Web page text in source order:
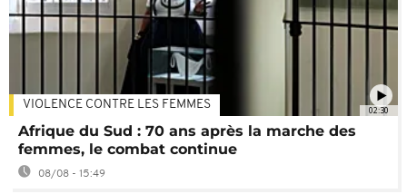
02:30
VIOLENCE CONTRE LES FEMMES
Afrique du Sud : 70 ans après la marche des
femmes, le combat continue
08/08 - 15:49